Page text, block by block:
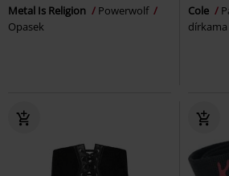
Metal Is Religion
Powerwolf
Opasek
Cole
dírkama